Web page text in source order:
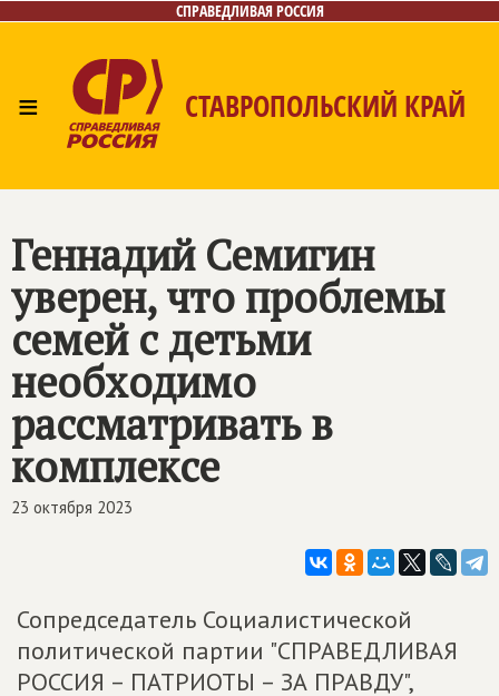
СПРАВЕДЛИВАЯ РОССИЯ
≡ СТАВРОПОЛЬСКИЙ КРАЙ
Контакты
Геннадий Семигин
уверен, что проблемы
семей с детьми
необходимо
рассматривать в
комплексе
23 октября 2023
Сопредседатель Социалистической
политической партии "СПРАВЕДЛИВАЯ
РОССИЯ – ПАТРИОТЫ – ЗА ПРАВДУ",